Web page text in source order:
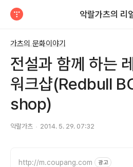
악랄가츠의 리
가츠의 문화이야기
전설과 함께 하는
워크샵(Redbull
shop)
악랄가츠 2014. 5. 29. 07:32
http://m.coupang.com 광고